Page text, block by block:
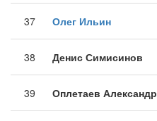
37 Олег Ильин
38 Денис Симисинов
39 Оплетаев Александр